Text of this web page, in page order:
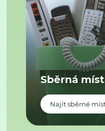
Sběrná
Najít sběrné